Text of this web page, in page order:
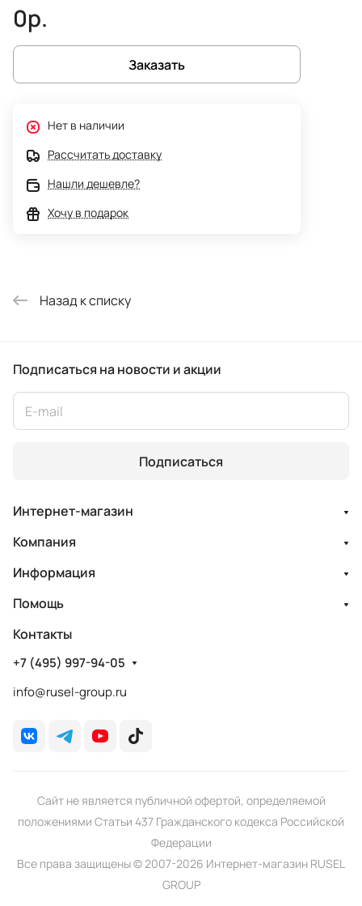
0р.
Заказать
Нет в наличии
Рассчитать доставку
Нашли дешевле?
Хочу в подарок
Назад к списку
Подписаться на новости и акции
Подписаться
Интернет-магазин
Компания
Информация
Помощь
Контакты
+7 (495) 997-94-05
info@rusel-group.ru
Сайт не является публичной офертой, определяемой
положениями Статьи 437 Гражданского кодекса Российской
Федерации
Все права защищены © 2007-2026 Интернет-магазин RUSEL
GROUP